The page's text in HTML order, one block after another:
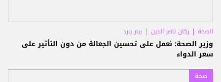
الصحة ركان ناصر الدين بيار يارد
وزير الصحة: نعمل على تحسين الجعالة من دون التأثير على
سعر الدواء
صحة